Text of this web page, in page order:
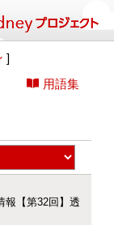
]
用語集
報【第32回】透